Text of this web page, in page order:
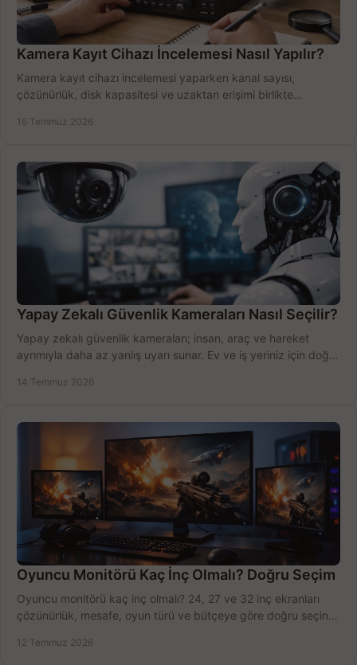
Kamera Kayıt Cihazı İncelemesi Nasıl Yapılır?
Kamera kayıt cihazı incelemesi yaparken kanal sayısı,
çözünürlük, disk kapasitesi ve uzaktan erişimi birlikte
16 Temmuz 2026
Yapay Zekalı Güvenlik Kameraları Nasıl Seçilir?
Yapay zekalı güvenlik kameraları; insan, araç ve hareket
ayrımıyla daha az yanlış uyarı sunar. Ev ve iş yeriniz için doğru
14 Temmuz 2026
Oyuncu Monitörü Kaç İnç Olmalı? Doğru Seçim
Oyuncu monitörü kaç inç olmalı? 24, 27 ve 32 inç ekranları
çözünürlük, mesafe, oyun türü ve bütçeye göre doğru seçin,
12 Temmuz 2026